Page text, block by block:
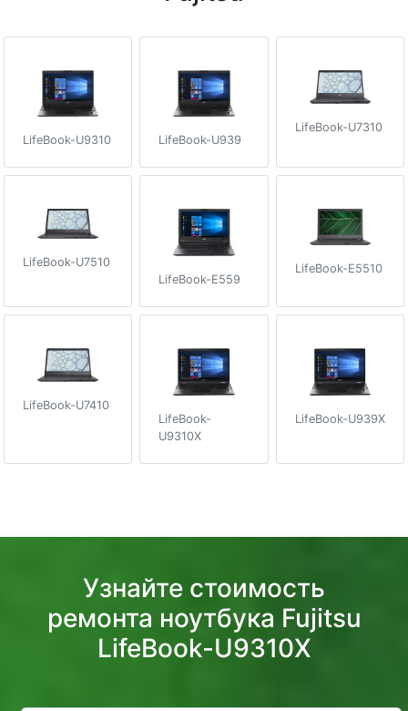
LifeBook-U9310 LifeBook-U939
LifeBook-U7310
LifeBook-U7510
LifeBook-E559
LifeBook-E5510
LifeBook-U7410
LifeBook-
U9310X
LifeBook-U939X
Узнайте стоимость
ремонта ноутбука Fujitsu
LifeBook-U9310X